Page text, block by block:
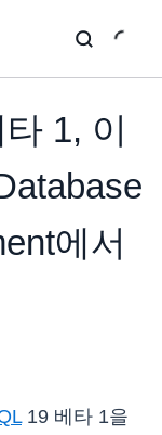
1, 이
에서
19 베타 1을